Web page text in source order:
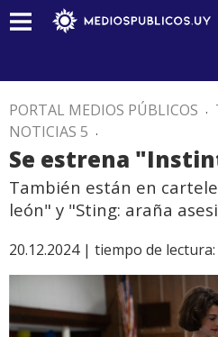
PORTAL MEDIOS PÚBLICOS .
NOTICIAS 5 .
Se estrena
También están en
león" y "Sting: araña
20.12.2024 | tiempo de lectura: